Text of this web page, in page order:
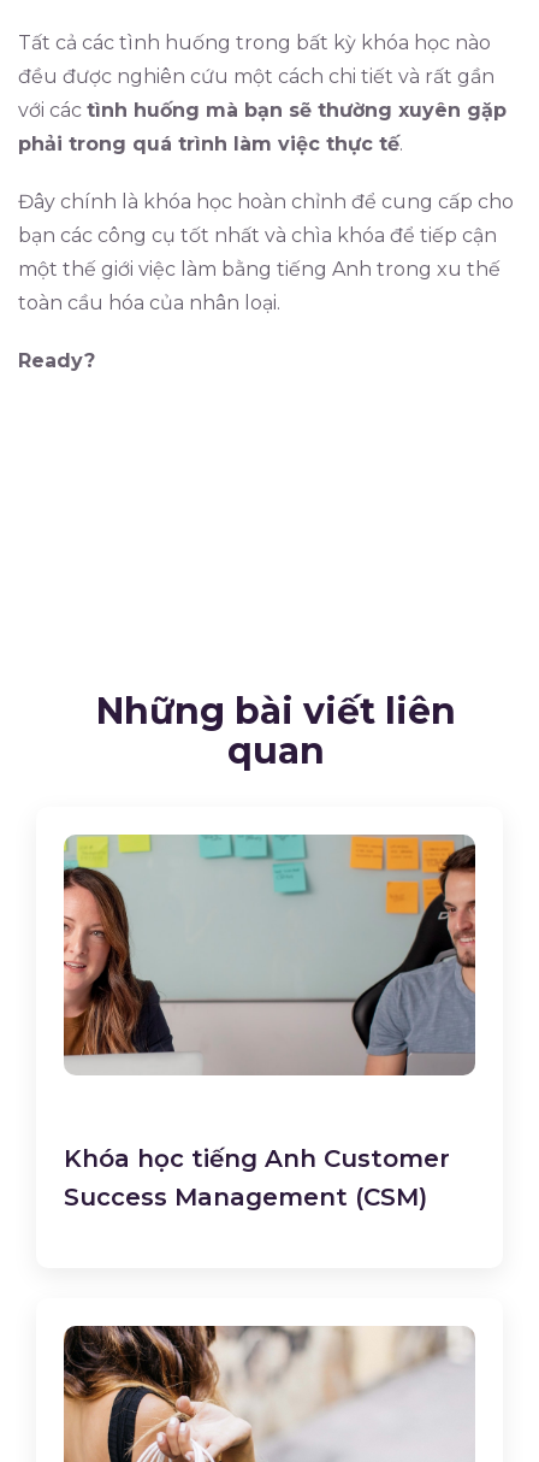
Tất cả các tình huống trong bất kỳ khóa học nào
đều được nghiên cứu một cách chi tiết và rất gần
với các tình huống mà bạn sẽ thường xuyên gặp
phải trong quá trình làm việc thực tế.
Đây chính là khóa học hoàn chỉnh để cung cấp cho
bạn các công cụ tốt nhất và chìa khóa để tiếp cận
một thế giới việc làm bằng tiếng Anh trong xu thế
toàn cầu hóa của nhân loại.
Ready?
Những bài viết liên
quan
Khóa học tiếng Anh Customer
Success Management (CSM)